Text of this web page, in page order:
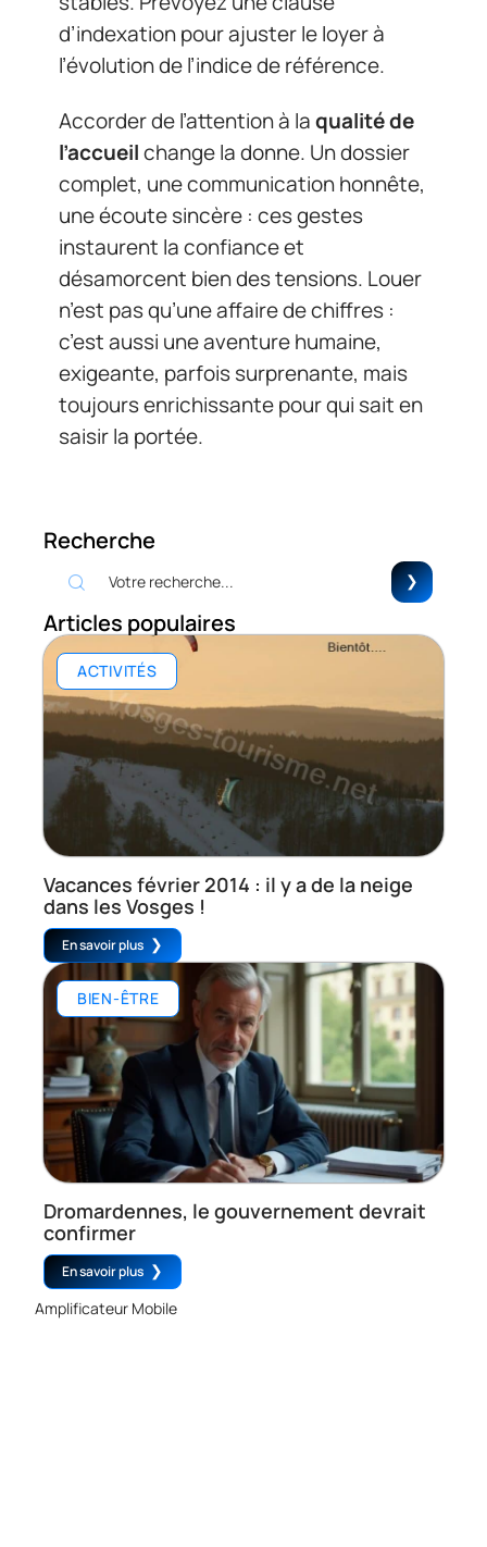
d’indexation pour ajuster le loyer à
l’évolution de l’indice de référence.
Accorder de l’attention à laqualité de
l’accueilchange la donne. Un dossier
complet, une communication honnête,
une écoute sincère : ces gestes
instaurent la confiance et
désamorcent bien des tensions. Louer
n’est pas qu’une affaire de chiffres :
c’est aussi une aventure humaine,
exigeante, parfois surprenante, mais
toujours enrichissante pour qui sait en
saisir la portée.
Recherche
Articles populaires
ACTIVITÉS
Vacances février 2014 : il y a de la neige
dans les Vosges !
En savoir plus
BIEN-ÊTRE
Dromardennes, le gouvernement devrait
confirmer
En savoir plus
Amplificateur Mobile